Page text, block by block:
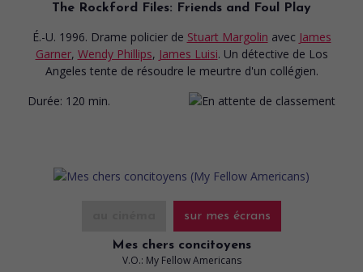
The Rockford Files: Friends and Foul Play
É.-U. 1996. Drame policier de Stuart Margolin avec James
Garner, Wendy Phillips, James Luisi. Un détective de Los
Angeles tente de résoudre le meurtre d'un collégien.
Durée: 120 min.
sur mes écrans
Mes chers concitoyens
V.O.: My Fellow Americans